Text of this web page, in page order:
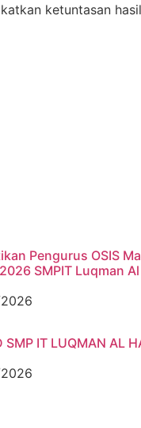
ketuntasan
Pengurus OSIS
SMPIT Luqman
SMP IT LUQMAN AL